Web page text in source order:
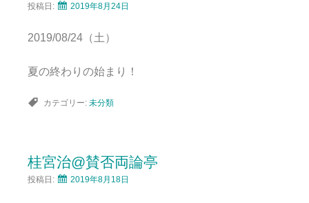
投稿日: 2019年8月24日
2019/08/24（土）
夏の終わりの始まり！
カテゴリー: 未分類
桂宮治@賛否両論亭
投稿日: 2019年8月18日